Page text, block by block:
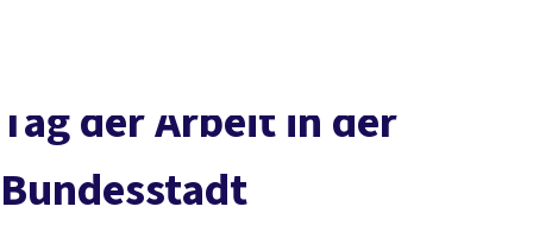
Politik in NRW
Tag der Arbeit in der
Bundesstadt